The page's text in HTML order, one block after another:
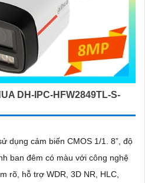
DH-IPC-HFW2849TL-S-
dụng cảm biến CMOS 1/1. 8”, độ
ban đêm có màu với công nghệ
rõ, hỗ trợ WDR, 3D NR, HLC,